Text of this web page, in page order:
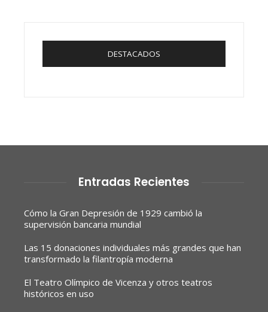
DESTACADOS
Entradas Recientes
Cómo la Gran Depresión de 1929 cambió la
supervisión bancaria mundial
Las 15 donaciones individuales más grandes que han
transformado la filantropía moderna
El Teatro Olímpico de Vicenza y otros teatros
históricos en uso